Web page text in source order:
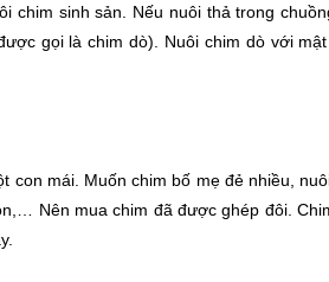
chim sinh sản. Nếu nuôi thả trong
gọi là chim dò). Nuôi chim dò với
mái. Muốn chim bố mẹ đẻ nhiều,
Nên mua chim đã được ghép đôi.